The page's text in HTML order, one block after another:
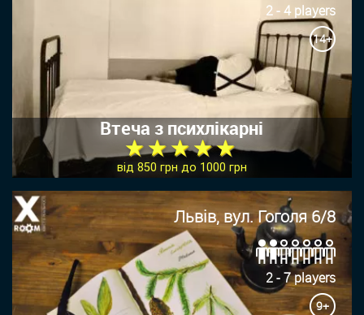
2 - 4 players
14+
Втеча з психлікарні
★ ★ ★ ★ ★
від 850 грн до 1000 грн
Львів, вул. Гоголя 6/8
2 - 7 players
9+